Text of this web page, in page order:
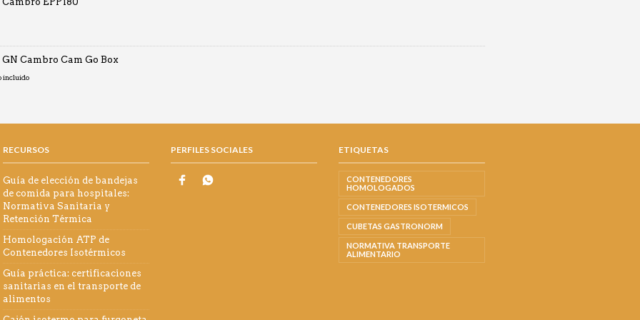
Cambro Cam Go Box
incluido
RECURSOS
Guía de elección de bandejas
de comida para hospitales:
Normativa Sanitaria y
Retención Térmica
Homologación ATP de
Contenedores Isotérmicos
Guía práctica: certificaciones
sanitarias en el transporte de
alimentos
PERFILES SOCIALES ETIQUETAS
CONTENEDORES
HOMOLOGADOS
CONTENEDORES ISOTERMICOS
CUBETAS GASTRONORM
NORMATIVA TRANSPORTE
ALIMENTARIO